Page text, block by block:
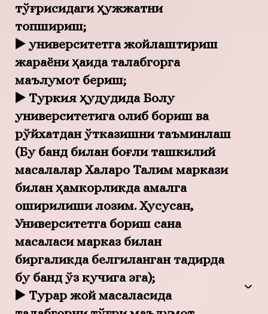
тўғрисидаги ҳужжатни
топшириш;
▶️ университетга жойлаштириш
жараёни ҳақида талабгорга
маълумот бериш;
▶️ Туркия ҳудудида Болу
университетига олиб бориш ва
рўйхатдан ўтказишни таъминлаш
(Бу банд билан боғлиқ ташкилий
масалалар Халқаро Талим маркази
билан ҳамкорликда амалга
оширилиши лозим. Хусусан,
Университетга бориш сана
масаласи марказ билан
биргаликда белгиланган тақдирда
бу банд ўз кучига эга);
▶️ Турар жой масаласида